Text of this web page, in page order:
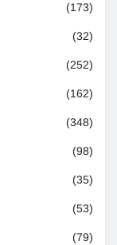
(173)
(32)
(252)
(162)
(348)
(98)
(35)
(53)
(79)